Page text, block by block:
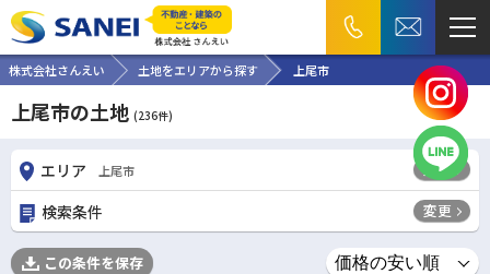
株式会社さんえい 土地をエリアから探す 上尾市
上尾市の土地 (236件)
エリア 上尾市 変更
検索条件 変更
この条件を保存